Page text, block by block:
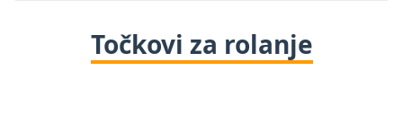
Točkovi za rolanje